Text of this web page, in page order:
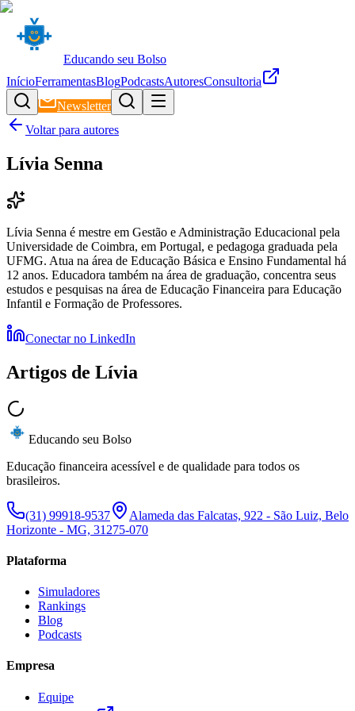
Educando seu Bolso
InícioFerramentasBlogPodcastsAutoresConsultoria
Newsletter
Voltar para autores
Lívia Senna
Lívia Senna é mestre em Gestão e Administração Educacional pela
Universidade de Coimbra, em Portugal, e pedagoga graduada pela
UFMG. Atua na área de Educação Básica e Ensino Fundamental há
12 anos. Educadora também na área de graduação, concentra seus
estudos e pesquisas na área de Educação Financeira para Educação
Infantil e Formação de Professores.
Conectar no LinkedIn
Artigos de Lívia
Educando seu Bolso
Educação financeira acessível e de qualidade para todos os
brasileiros.
(31) 99918-9537
Alameda das Falcatas, 922 - São Luiz, Belo
Horizonte - MG, 31275-070
Plataforma
Simuladores
Rankings
Blog
Podcasts
Empresa
Equipe